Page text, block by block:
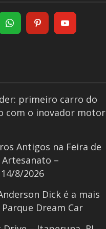
primeiro carro do
com o inovador motor
Antigos na Feira de
Artesanato –
8/2026
Dick é a mais
Dream Car